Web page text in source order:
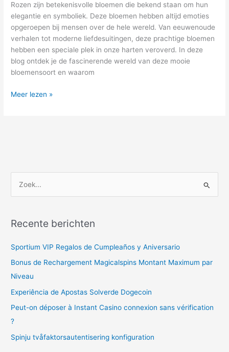
Rozen zijn betekenisvolle bloemen die bekend staan om hun
elegantie en symboliek. Deze bloemen hebben altijd emoties
opgeroepen bij mensen over de hele wereld. Van eeuwenoude
verhalen tot moderne liefdesuitingen, deze prachtige bloemen
hebben een speciale plek in onze harten veroverd. In deze
blog ontdek je de fascinerende wereld van deze mooie
bloemensoort en waarom
Meer lezen »
k
:
Recente berichten
Sportium VIP Regalos de Cumpleaños y Aniversario
Bonus de Rechargement Magicalspins Montant Maximum par
Niveau
Experiência de Apostas Solverde Dogecoin
Peut-on déposer à Instant Casino connexion sans vérification
?
Spinju tvåfaktorsautentisering konfiguration